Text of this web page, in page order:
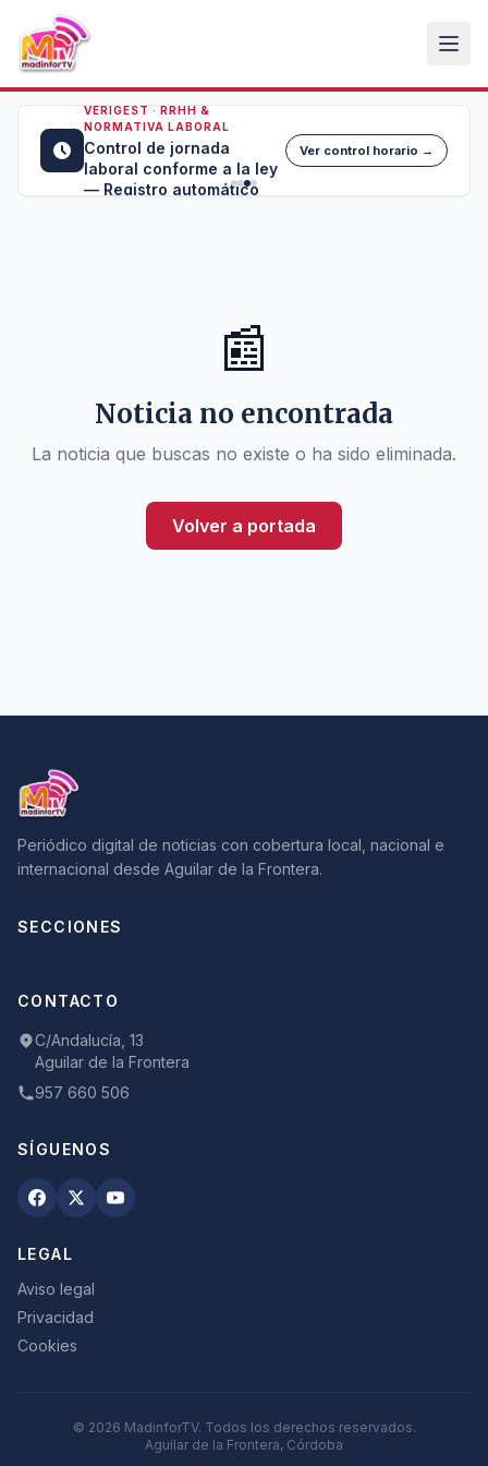
VERIGEST · RRHH &
NORMATIVA LABORAL
Control de jornada
laboral conforme a la ley
— Registro automático
Ver control horario →
📰
Noticia no encontrada
La noticia que buscas no existe o ha sido eliminada.
Volver a portada
Periódico digital de noticias con cobertura local, nacional e
internacional desde Aguilar de la Frontera.
SECCIONES
CONTACTO
C/Andalucía, 13
Aguilar de la Frontera
957 660 506
SÍGUENOS
LEGAL
Aviso legal
Privacidad
Cookies
© 2026 MadinforTV. Todos los derechos reservados.
Aguilar de la Frontera, Córdoba